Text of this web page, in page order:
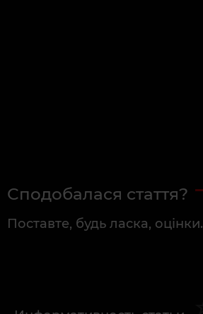
Сподобалася стаття?
Поставте, будь ласка, оцінки.